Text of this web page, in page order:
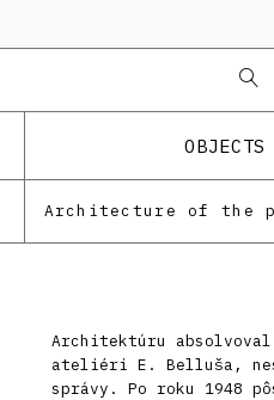
OBJECTS
Architektúru
ateliéri E. Belluša,
správy. Po roku 1948